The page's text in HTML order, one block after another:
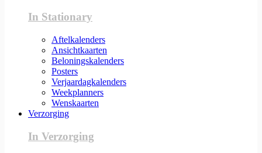
In Stationary
Aftelkalenders
Ansichtkaarten
Beloningskalenders
Posters
Verjaardagkalenders
Weekplanners
Wenskaarten
Verzorging
In Verzorging